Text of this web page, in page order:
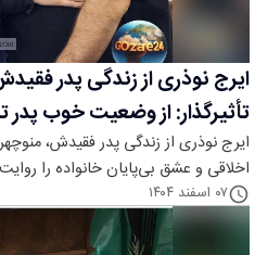
ایرج نوذری از زندگی پدر
تأثیرگذار: از وضعیت خوب پدر
ایرج نوذری از زندگی پدر فقیدش،
اخلاقی و عشق بی‌پایان خانواده را
۰۷ اسفند ۱۴۰۴